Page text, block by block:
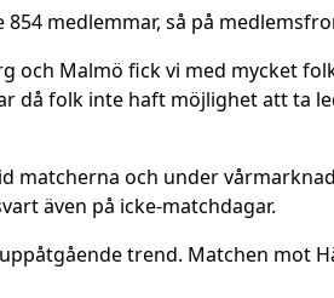
medlemmar, så på
och Malmö fick vi med mycket
då folk inte haft möjlighet att ta
matcherna och under
även på icke-matchdagar.
trend. Matchen mot